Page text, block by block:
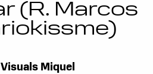
(R. Marcos
Miquel